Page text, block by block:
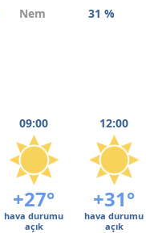
Nem
31 %
09:00 12:00
+27° +31°
hava durumu
açık
hava durumu
açık